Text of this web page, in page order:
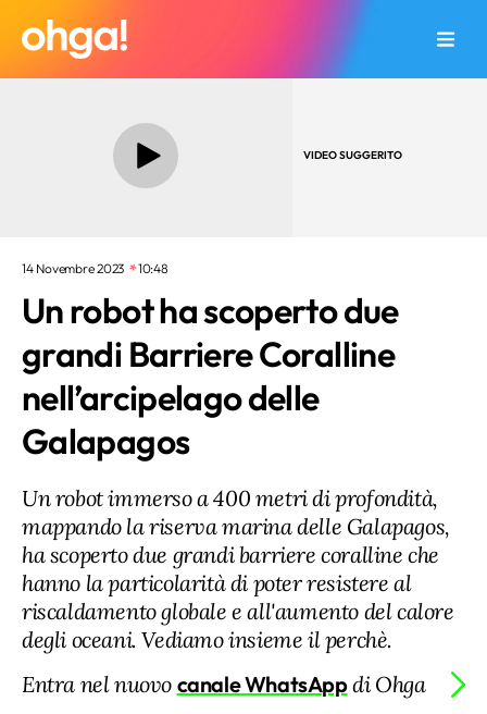
VIDEO SUGGERITO
14 Novembre 2023 10:48
Un robot ha scoperto due
grandi Barriere Coralline
nell’arcipelago delle
Galapagos
Un robot immerso a 400 metri di profondità,
mappando la riserva marina delle Galapagos,
ha scoperto due grandi barriere coralline che
hanno la particolarità di poter resistere al
riscaldamento globale e all'aumento del calore
degli oceani. Vediamo insieme il perchè.
Entra nel nuovo canale WhatsAppdi Ohga